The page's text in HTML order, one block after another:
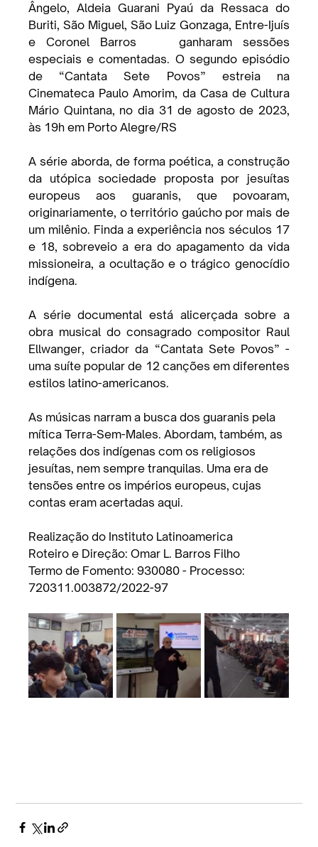
Ângelo, Aldeia Guarani Pyaú da Ressaca do
Buriti, São Miguel, São Luiz Gonzaga, Entre-Ijuís
e Coronel Barros    ganharam sessões
especiais e comentadas. O segundo episódio
de “Cantata Sete Povos” estreia na
Cinemateca Paulo Amorim, da Casa de Cultura
Mário Quintana, no dia 31 de agosto de 2023,
às 19h em Porto Alegre/RS
A série aborda, de forma poética, a construção
da utópica sociedade proposta por jesuítas
europeus aos guaranis, que povoaram,
originariamente, o território gaúcho por mais de
um milênio. Finda a experiência nos séculos 17
e 18, sobreveio a era do apagamento da vida
missioneira, a ocultação e o trágico genocídio
indígena.
A série documental está alicerçada sobre a
obra musical do consagrado compositor Raul
Ellwanger, criador da “Cantata Sete Povos” -
uma suíte popular de 12 canções em diferentes
estilos latino-americanos.
As músicas narram a busca dos guaranis pela
mítica Terra-Sem-Males. Abordam, também, as
relações dos indígenas com os religiosos
jesuítas, nem sempre tranquilas. Uma era de
tensões entre os impérios europeus, cujas
contas eram acertadas aqui.
Realização do Instituto Latinoamerica
Roteiro e Direção: Omar L. Barros Filho
Termo de Fomento: 930080 - Processo:
720311.003872/2022-97